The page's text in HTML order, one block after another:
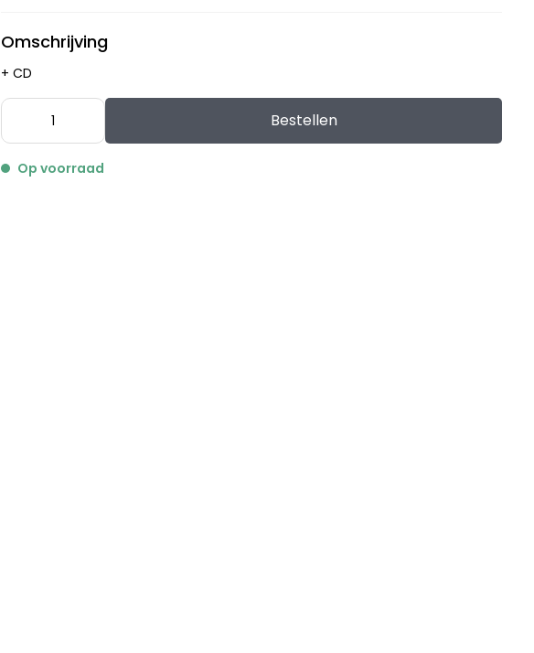
Omschrijving
+ CD
Bestellen
Op voorraad